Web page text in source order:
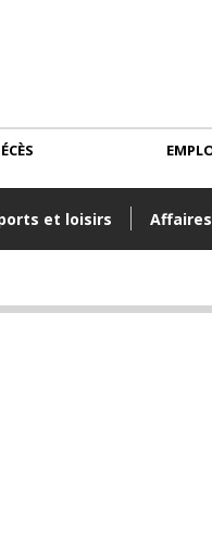
et loisirs Affaires